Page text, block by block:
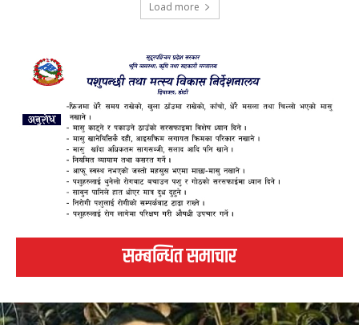
Load more
सम्बन्धित समाचार